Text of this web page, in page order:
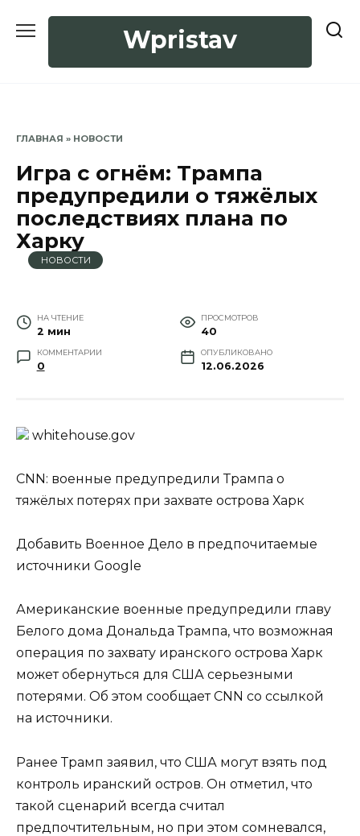
Wpristav
ГЛАВНАЯ » НОВОСТИ
Игра с огнём: Трампа
предупредили о тяжёлых
последствиях плана по
Харку
НОВОСТИ
НА ЧТЕНИЕ
2 мин
ПРОСМОТРОВ
40
КОММЕНТАРИИ
0
ОПУБЛИКОВАНО
12.06.2026
whitehouse.gov
CNN: военные предупредили Трампа о
тяжёлых потерях при захвате острова Харк
Добавить Военное Дело в предпочитаемые
источники Google
Американские военные предупредили главу
Белого дома Дональда Трампа, что возможная
операция по захвату иранского острова Харк
может обернуться для США серьезными
потерями. Об этом сообщает CNN со ссылкой
на источники.
Ранее Трамп заявил, что США могут взять под
контроль иранский остров. Он отметил, что
такой сценарий всегда считал
предпочтительным, но при этом сомневался,